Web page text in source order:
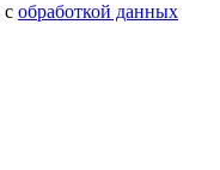
с обработкой данных